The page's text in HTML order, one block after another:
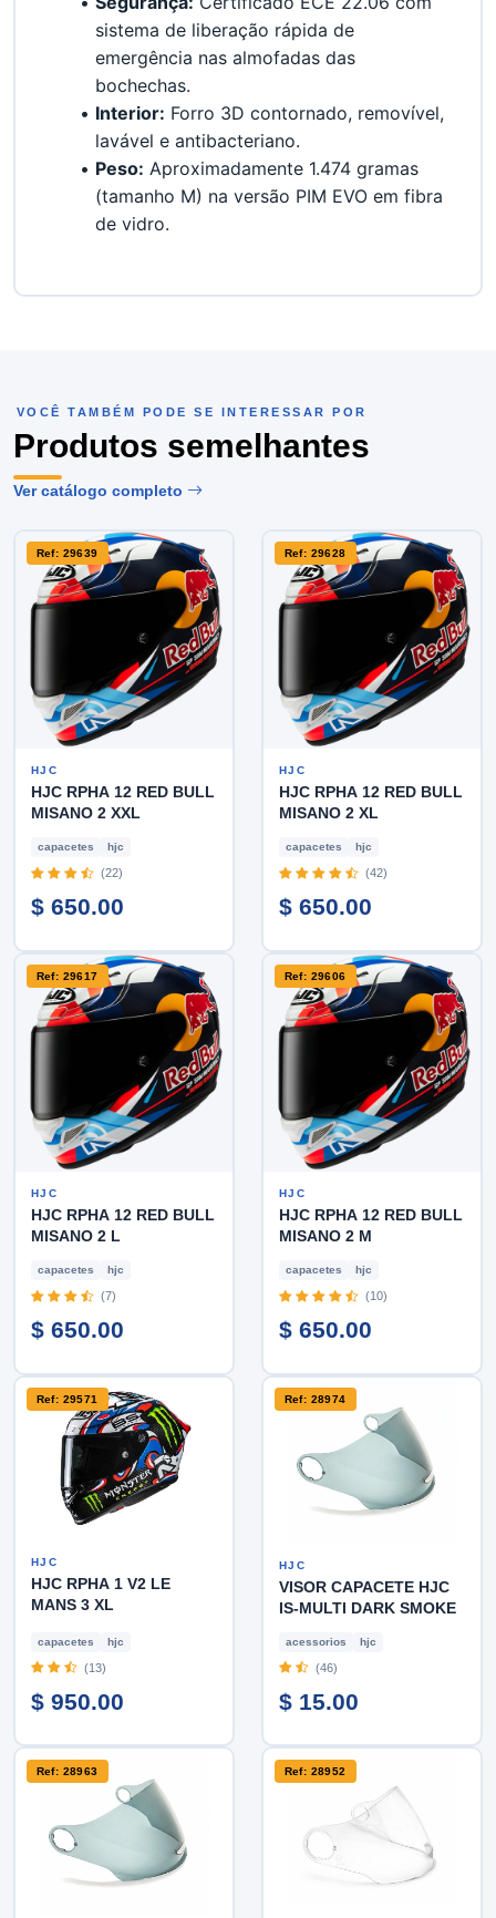
sistema de liberação rápida de
emergência nas almofadas das
bochechas.
Interior: Forro 3D contornado, removível,
lavável e antibacteriano.
Peso: Aproximadamente 1.474 gramas
(tamanho M) na versão PIM EVO em fibra
de vidro.
VOCÊ TAMBÉM PODE SE INTERESSAR POR
Produtos semelhantes
Ver catálogo completo
Ref: 29639
HJC
HJC RPHA 12 RED BULL
MISANO 2 XXL
capacetes hjc
(22)
$ 650.00
Ref: 29628
HJC
HJC RPHA 12 RED BULL
MISANO 2 XL
capacetes hjc
(42)
$ 650.00
Ref: 29617
HJC
HJC RPHA 12 RED BULL
MISANO 2 L
capacetes hjc
(7)
$ 650.00
Ref: 29606
HJC
HJC RPHA 12 RED BULL
MISANO 2 M
capacetes hjc
(10)
$ 650.00
Ref: 29571
HJC
HJC RPHA 1 V2 LE
MANS 3 XL
capacetes hjc
(13)
$ 950.00
Ref: 28974
HJC
VISOR CAPACETE HJC
IS-MULTI DARK SMOKE
acessorios hjc
(46)
$ 15.00
Ref: 28963 Ref: 28952